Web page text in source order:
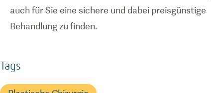
auch für Sie eine sichere und dabei preisgünstige
Behandlung zu finden.
Tags